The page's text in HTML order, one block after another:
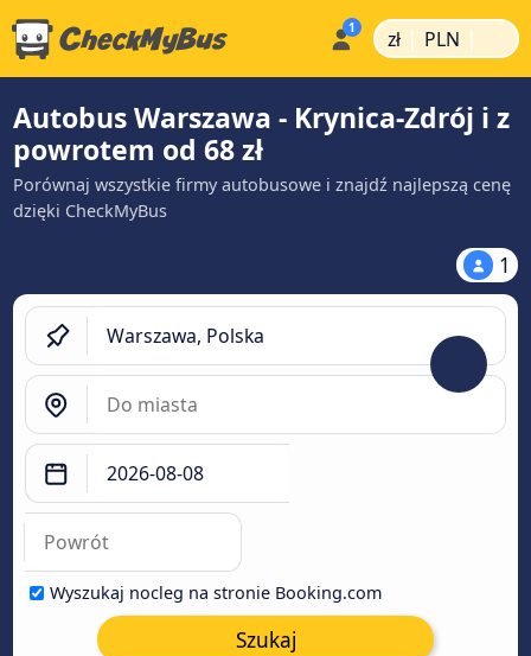
zł | PLN |
Autobus Warszawa - Krynica-Zdrój i z
powrotem od 68 zł
Porównaj wszystkie firmy autobusowe i znajdź najlepszą cenę
dzięki CheckMyBus
1
Wyszukaj nocleg na stronie Booking.com
Szukaj